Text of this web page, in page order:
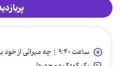
ساعت ۹:۴۰ | چه میراثی از خود به جای گذاشت؟